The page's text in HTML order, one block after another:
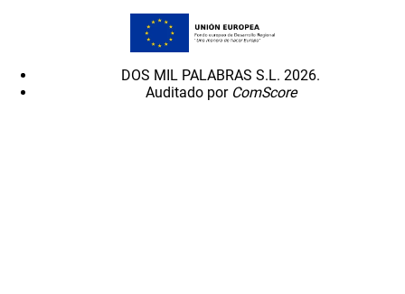
DOS MIL PALABRAS S.L. 2026.
Auditado por ComScore